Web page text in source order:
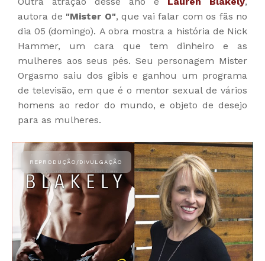
autora de "Mister O", que vai falar com os fãs no
dia 05 (domingo). A obra mostra a história de Nick
Hammer, um cara que tem dinheiro e as
mulheres aos seus pés. Seu personagem Mister
Orgasmo saiu dos gibis e ganhou um programa
de televisão, em que é o mentor sexual de vários
homens ao redor do mundo, e objeto de desejo
para as mulheres.